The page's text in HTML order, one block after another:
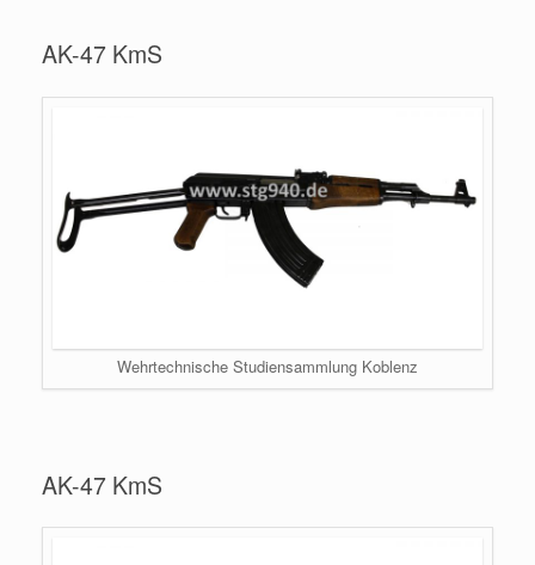
AK-47 KmS
Wehrtechnische Studiensammlung Koblenz
AK-47 KmS